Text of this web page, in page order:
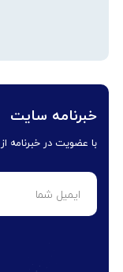
خبرنامه سایت
با عضویت در